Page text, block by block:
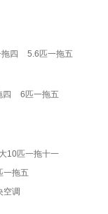
四 5.6匹一拖五
四
6匹一拖五
10匹一拖十一
一拖五
空调